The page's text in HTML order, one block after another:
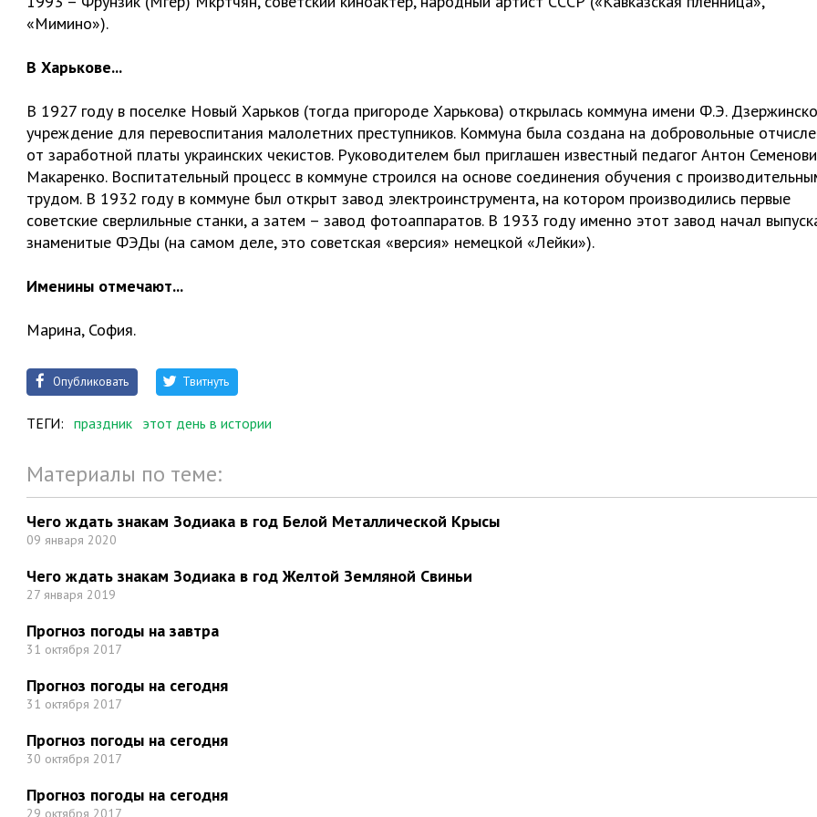
«Мимино»).
В Харькове...
В 1927 году в поселке Новый Харьков (тогда пригороде Харькова) открылась коммуна имени Ф.Э.
учреждение для перевоспитания малолетних преступников. Коммуна была создана на добровольные
от заработной платы украинских чекистов. Руководителем был приглашен известный педагог Антон
Макаренко. Воспитательный процесс в коммуне строился на основе соединения обучения с
трудом. В 1932 году в коммуне был открыт завод электроинструмента, на котором производились первые
советские сверлильные станки, а затем – завод фотоаппаратов. В 1933 году именно этот завод начал
знаменитые ФЭДы (на самом деле, это советская «версия» немецкой «Лейки»).
Именины отмечают...
Марина, София.
Опубликовать Твитнуть
ТЕГИ: праздник этот день в истории
Материалы по теме:
Чего ждать знакам Зодиака в год Белой Металлической Крысы
09 января 2020
Чего ждать знакам Зодиака в год Желтой Земляной Свиньи
27 января 2019
Прогноз погоды на завтра
31 октября 2017
Прогноз погоды на сегодня
31 октября 2017
Прогноз погоды на сегодня
30 октября 2017
Прогноз погоды на сегодня
29 октября 2017